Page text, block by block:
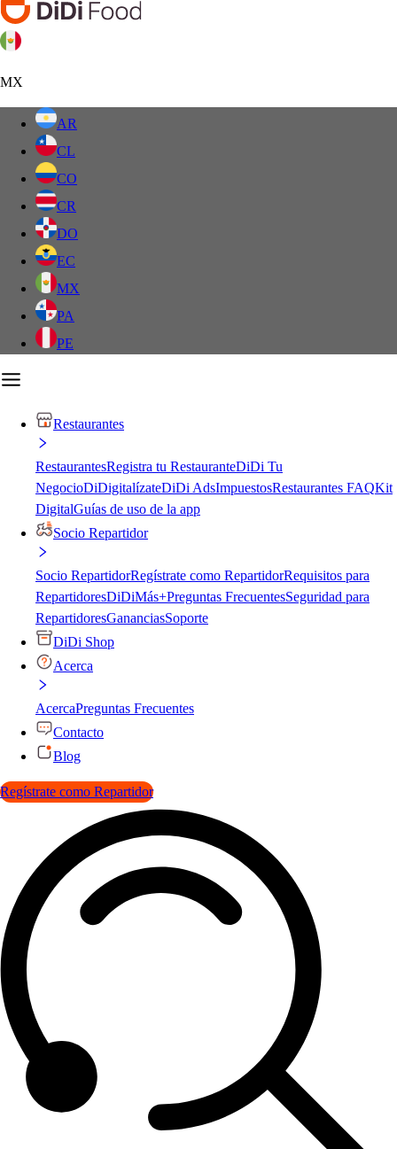
MX
AR
CL
CO
CR
DO
EC
MX
PA
PE
Restaurantes
RestaurantesRegistra tu RestauranteDiDi Tu
NegocioDiDigitalízateDiDi AdsImpuestosRestaurantes FAQKit
DigitalGuías de uso de la app
Socio Repartidor
Socio RepartidorRegístrate como RepartidorRequisitos para
RepartidoresDiDiMás+Preguntas FrecuentesSeguridad para
RepartidoresGananciasSoporte
DiDi Shop
Acerca
AcercaPreguntas Frecuentes
Contacto
Blog
Regístrate como Repartidor